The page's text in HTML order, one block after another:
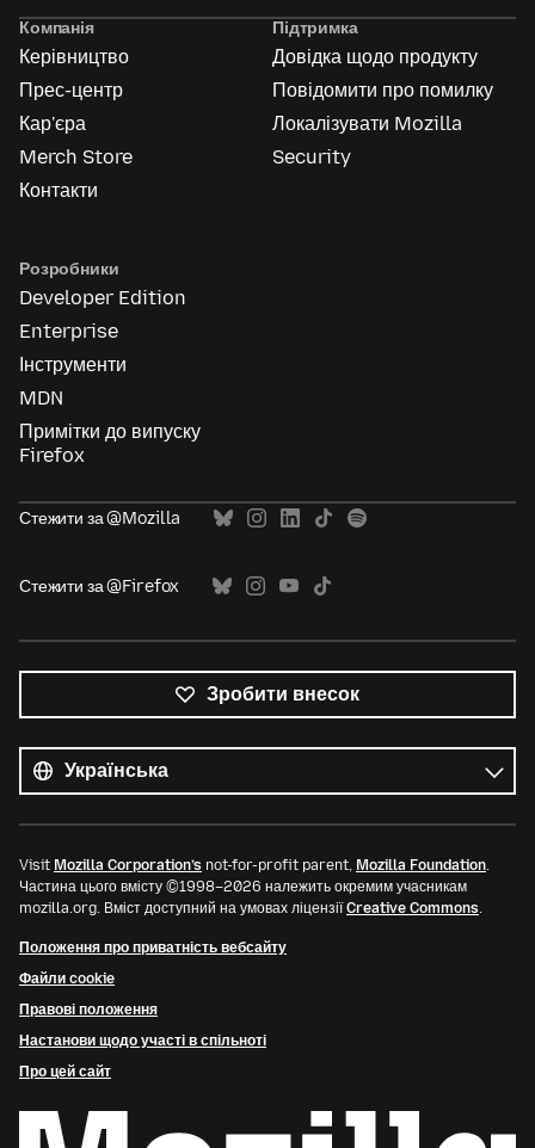
Компанія
Керівництво
Прес-центр
Кар'єра
Merch Store
Контакти
Підтримка
Довідка щодо продукту
Повідомити про помилку
Локалізувати Mozilla
Security
Розробники
Developer Edition
Enterprise
Інструменти
MDN
Примітки до випуску
Firefox
Стежити за @Mozilla
Стежити за @Firefox
Зробити внесок
мови
Мова
Visit Mozilla Corporation’s not-for-profit parent, Mozilla Foundation.
Частина цього вмісту ©1998–2026 належить окремим учасникам
mozilla.org. Вміст доступний на умовах ліцензіїCreative Commons.
Положення про приватність вебсайту
Файли cookie
Правові положення
Настанови щодо участі в спільноті
Про цей сайт